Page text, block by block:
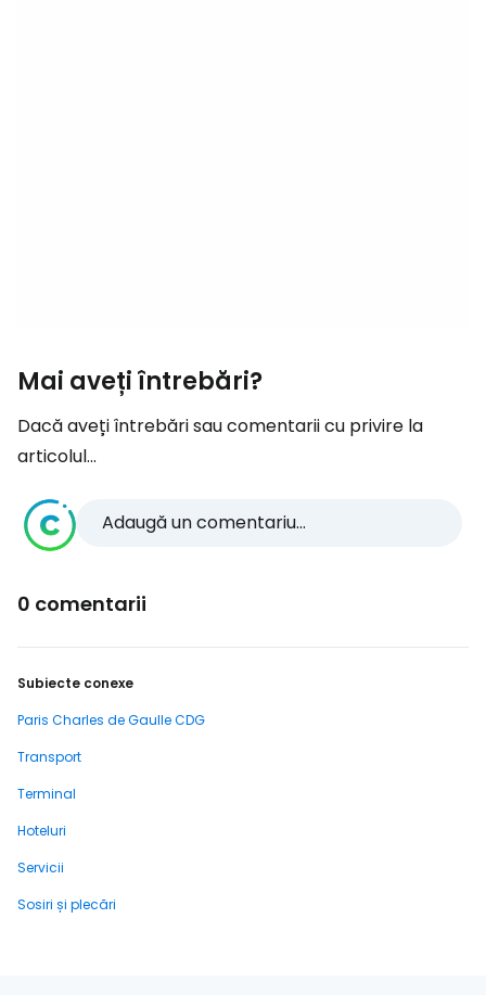
Mai aveți întrebări?
Dacă aveți întrebări sau comentarii cu privire la
articolul...
Adaugă un comentariu...
0 comentarii
Subiecte conexe
Paris Charles de Gaulle CDG
Transport
Terminal
Hoteluri
Servicii
Sosiri și plecări